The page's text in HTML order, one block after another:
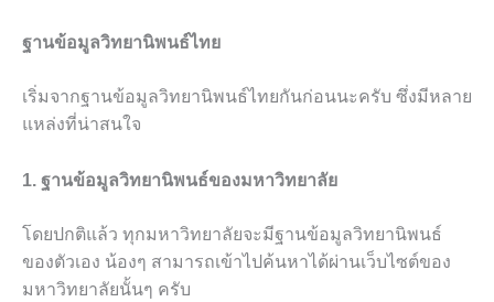
ฐานข้อมูลวิทยานิพนธ์ไทย
เริ่มจากฐานข้อมูลวิทยานิพนธ์ไทยกันก่อนนะครับ ซึ่งมีหลาย
แหล่งที่น่าสนใจ
1. ฐานข้อมูลวิทยานิพนธ์ของมหาวิทยาลัย
โดยปกติแล้ว ทุกมหาวิทยาลัยจะมีฐานข้อมูลวิทยานิพนธ์
ของตัวเอง น้องๆ สามารถเข้าไปค้นหาได้ผ่านเว็บไซต์ของ
มหาวิทยาลัยนั้นๆ ครับ